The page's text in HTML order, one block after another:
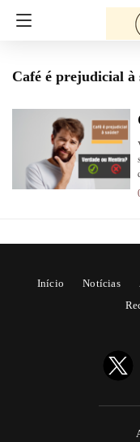
Café é prejudicial à
Início Notícias